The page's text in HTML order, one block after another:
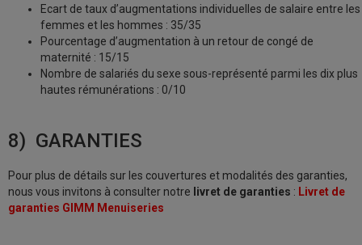
Ecart de taux d’augmentations individuelles de salaire entre les
femmes et les hommes : 35/35
Pourcentage d’augmentation à un retour de congé de
maternité : 15/15
Nombre de salariés du sexe sous-représenté parmi les dix plus
hautes rémunérations : 0/10
8) GARANTIES
Pour plus de détails sur les couvertures et modalités des garanties,
nous vous invitons à consulter notre livret de garanties : Livret de
garanties GIMM Menuiseries